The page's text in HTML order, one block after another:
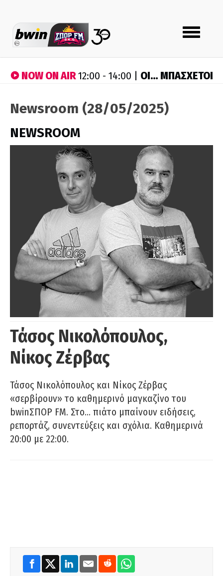
Toggle
navigation
NOW ON AIR12:00 - 14:00 | ΟΙ… ΜΠΑΣΧΕΤΟΙ
Newsroom (28/05/2025)
NEWSROOM
Τάσος Νικολόπουλος,
Νίκος Ζέρβας
Τάσος Νικολόπουλος και Νίκος Ζέρβας
«σερβίρουν» το καθημερινό μαγκαζίνο του
bwinΣΠΟΡ FM. Στο… πιάτο μπαίνουν ειδήσεις,
ρεπορτάζ, συνεντεύξεις και σχόλια. Καθημερινά
20:00 με 22:00.